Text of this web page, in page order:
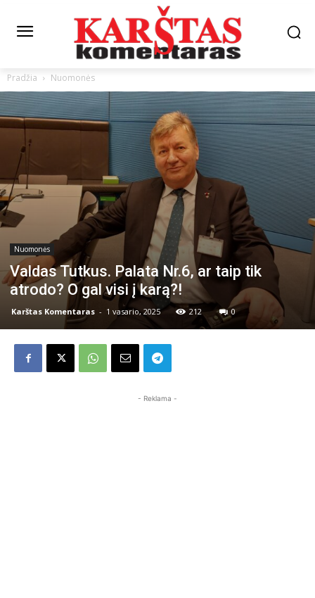
Pradžia Nuomonės
Nuomonės
Valdas Tutkus. Palata Nr.6, ar taip tik
atrodo? O gal visi į karą?!
Karštas Komentaras - 1 vasario, 2025 212 0
- Reklama -